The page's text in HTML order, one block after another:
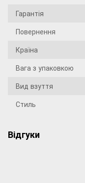
Гарантія
Повернення
Країна
Вага з упаковкою
Вид взуття
Стиль
Відгуки